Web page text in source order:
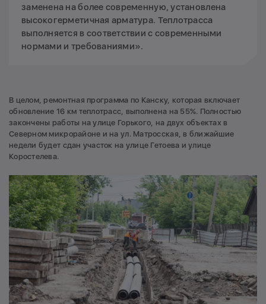
заменена на более современную, установлена
высокогерметичная арматура. Теплотрасса
выполняется в соответствии с современными
нормами и требованиями».
В целом, ремонтная программа по Канску, которая включает
обновление 16 км теплотрасс, выполнена на 55%. Полностью
закончены работы на улице Горького, на двух объектах в
Северном микрорайоне и на ул. Матросская, в ближайшие
недели будет сдан участок на улице Гетоева и улице
Коростелева.